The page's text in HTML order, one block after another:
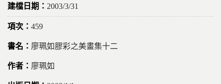
2003/3/31
459
廖珮如膠彩之美畫集十二
廖珮如